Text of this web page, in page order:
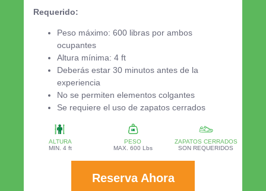
Requerido:
Peso máximo: 600 libras por ambos
ocupantes
Altura mínima: 4 ft
Deberás estar 30 minutos antes de la
experiencia
No se permiten elementos colgantes
Se requiere el uso de zapatos cerrados
ALTURA
MIN. 4 ft
PESO
MAX. 600 Lbs
ZAPATOS CERRADOS
SON REQUERIDOS
Reserva Ahora